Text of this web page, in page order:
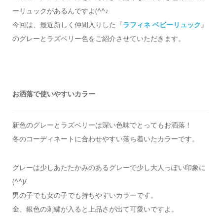
ーリュックがあるんですよ(^^♪
今回は、最近新しく仲間入りした『ラフィネ ベビーリュック 』
のグレーとラズベリー色をご紹介させていただきます。
お洒落で使いやすいカラー
新色のグレーとラズベリーは深い色味でとってもお洒落！
冬のコーディネートに合わせやすい落ち着いたカラーです。
グレーは少しあたたかみのあるグレーで少し大人っぽい印象に
(^^)/
男の子でも女の子でも持ちやすいカラーです。
金、銀色の刺繍が入ると上品さが出て可愛いですよ。